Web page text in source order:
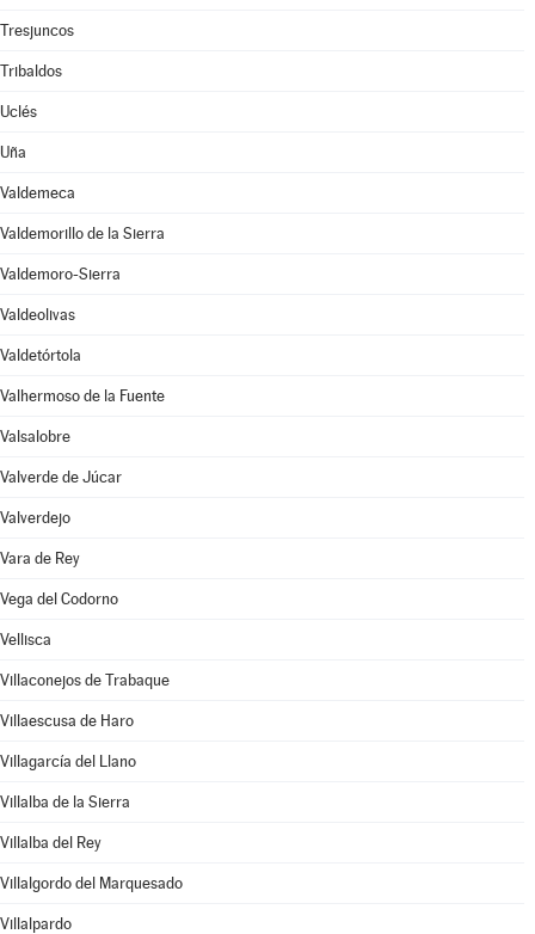
Tresjuncos
Tribaldos
Uclés
Uña
Valdemeca
Valdemorillo de la Sierra
Valdemoro-Sierra
Valdeolivas
Valdetórtola
Valhermoso de la Fuente
Valsalobre
Valverde de Júcar
Valverdejo
Vara de Rey
Vega del Codorno
Vellisca
Villaconejos de Trabaque
Villaescusa de Haro
Villagarcía del Llano
Villalba de la Sierra
Villalba del Rey
Villalgordo del Marquesado
Villalpardo